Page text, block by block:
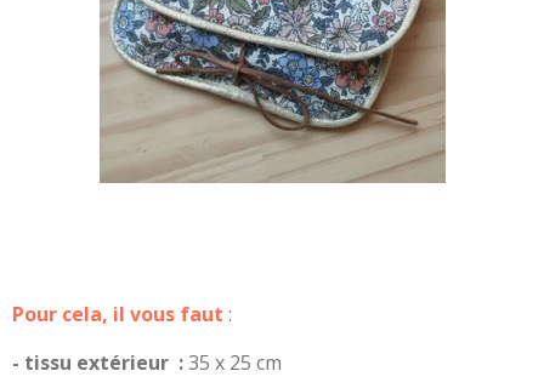
Pour cela, il vous faut :
- tissu extérieur :35 x 25 cm